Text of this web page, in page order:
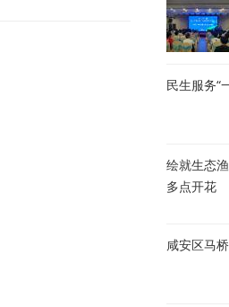
民生服务“
绘就生态
多点开花
咸安区马